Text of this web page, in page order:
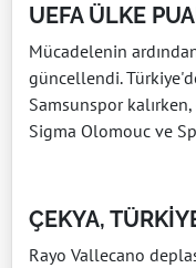
UEFA ÜLKE
Mücadelenin
güncellendi.
Samsunspor
Sigma Olomouc ve
ÇEKYA,
Rayo Vallecano